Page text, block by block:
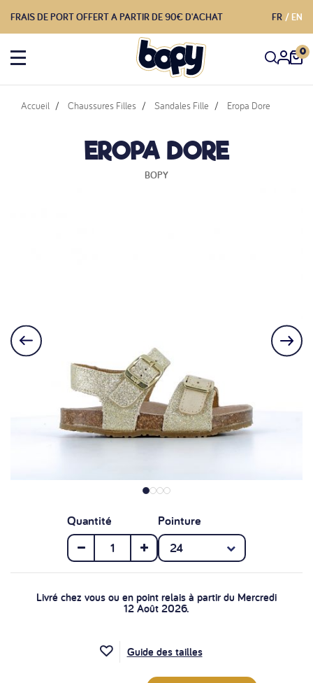
FRAIS DE PORT OFFERT A PARTIR DE 90€ D'ACHAT FR EN
0
Accueil Chaussures Filles Sandales Fille Eropa Dore
EROPA DORE
BOPY
Quantité Pointure
Livré chez vous ou en point relais à partir du Mercredi
12 Août 2026.
Guide des tailles